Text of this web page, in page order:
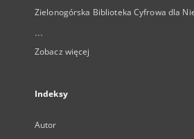
Zielonogórska Biblioteka Cyfrowa dla
...
Zobacz więcej
Indeksy
Autor